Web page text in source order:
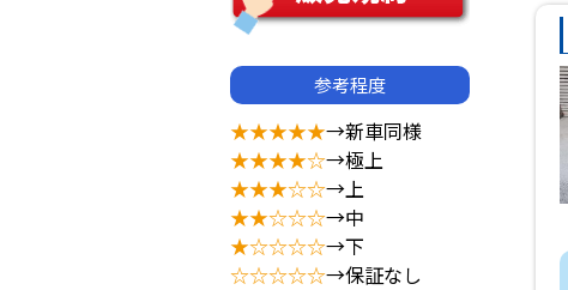
参考程度
★★★★★→新車同様
★★★★☆→極上
★★★☆☆→上
★★☆☆☆→中
★☆☆☆☆→下
☆☆☆☆☆→保証なし